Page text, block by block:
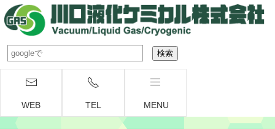
WEB TEL MENU